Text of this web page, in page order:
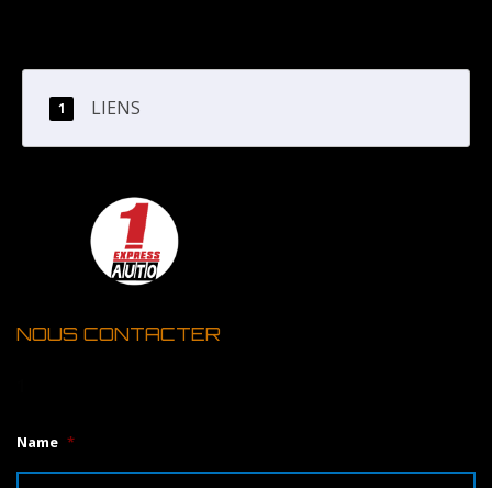
LIENS
NOUS CONTACTER
Name *